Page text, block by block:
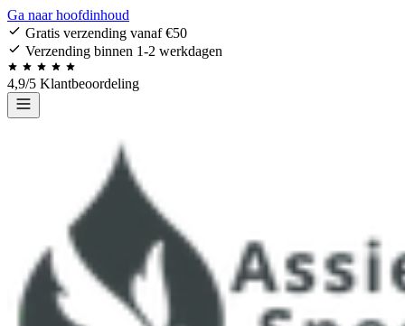
Ga naar hoofdinhoud
Gratis verzending vanaf €50
Verzending binnen 1-2 werkdagen
4,9/5 Klantbeoordeling